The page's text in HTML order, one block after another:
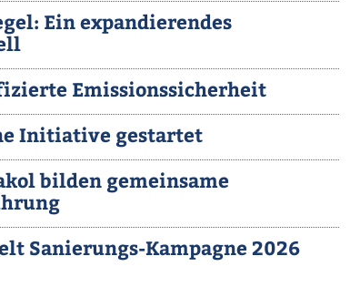
Ein expandierendes
Emissionssicherheit
Initiative gestartet
bilden gemeinsame
Sanierungs-Kampagne 2026